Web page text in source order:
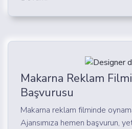
Makarna Reklam
Başvurusu
Makarna reklam filminde
Ajansımıza hemen başvurun,